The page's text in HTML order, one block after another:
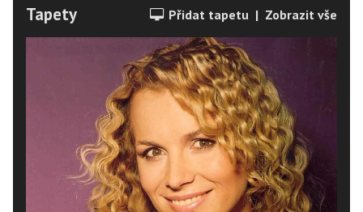
Tapety Přidat tapetu | Zobrazit vše